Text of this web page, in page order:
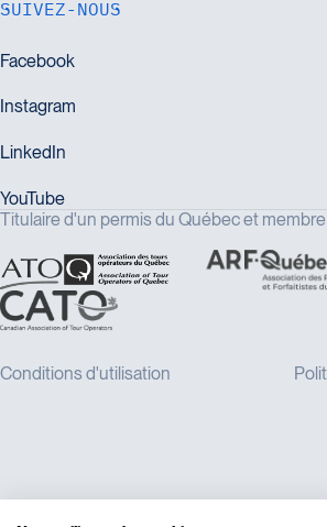
SUIVEZ-NOUS
Titulaire d'un permis du Québec et membre